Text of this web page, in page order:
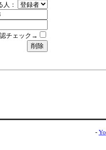
人：
チェック→
-